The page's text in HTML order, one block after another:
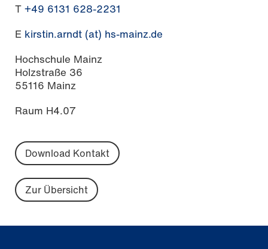
T +49 6131 628-2231
E kirstin.arndt (at) hs-mainz.de
Hochschule Mainz
Holzstraße 36
55116 Mainz
Raum H4.07
Download Kontakt
Zur Übersicht